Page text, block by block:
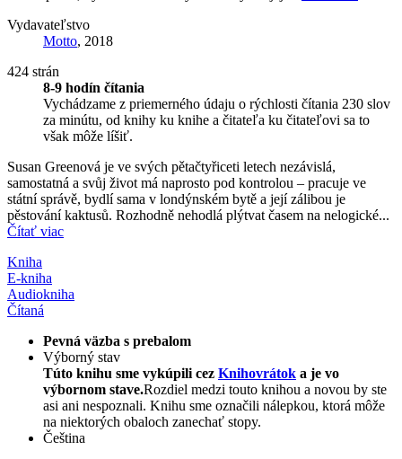
Vydavateľstvo
Motto, 2018
424 strán
8-9 hodín čítania
Vychádzame z priemerného údaju o rýchlosti čítania 230 slov
za minútu, od knihy ku knihe a čitateľa ku čitateľovi sa to
však môže líšiť.
Susan Greenová je ve svých pětačtyřiceti letech nezávislá,
samostatná a svůj život má naprosto pod kontrolou – pracuje ve
státní správě, bydlí sama v londýnském bytě a její zálibou je
pěstování kaktusů. Rozhodně nehodlá plýtvat časem na nelogické...
Čítať viac
Kniha
E-kniha
Audiokniha
Čítaná
Pevná väzba s prebalom
Výborný stav
Túto knihu sme vykúpili cez Knihovrátok a je vo
výbornom stave.Rozdiel medzi touto knihou a novou by ste
asi ani nespoznali. Knihu sme označili nálepkou, ktorá môže
na niektorých obaloch zanechať stopy.
Čeština